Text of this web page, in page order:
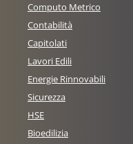
Computo Metrico
Contabilità
Capitolati
Lavori Edili
Energie Rinnovabili
Sicurezza
HSE
Bioedilizia